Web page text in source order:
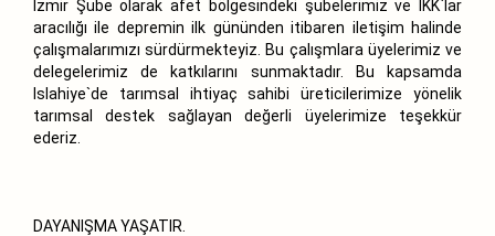
İzmir Şube olarak afet bölgesindeki şubelerimiz ve İKK`lar
aracılığı ile depremin ilk gününden itibaren iletişim halinde
çalışmalarımızı sürdürmekteyiz. Bu çalışmlara üyelerimiz ve
delegelerimiz de katkılarını sunmaktadır. Bu kapsamda
Islahiye`de tarımsal ihtiyaç sahibi üreticilerimize yönelik
tarımsal destek sağlayan değerli üyelerimize teşekkür
ederiz.
DAYANIŞMA YAŞATIR.